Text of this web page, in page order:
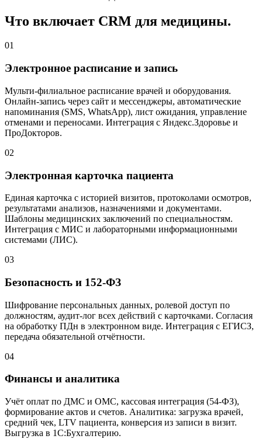
Что включает CRM для медицины.
01
Электронное расписание и запись
Мульти-филиальное расписание врачей и оборудования.
Онлайн-запись через сайт и мессенджеры, автоматические
напоминания (SMS, WhatsApp), лист ожидания, управление
отменами и переносами. Интеграция с Яндекс.Здоровье и
ПроДокторов.
02
Электронная карточка пациента
Единая карточка с историей визитов, протоколами осмотров,
результатами анализов, назначениями и документами.
Шаблоны медицинских заключений по специальностям.
Интеграция с МИС и лабораторными информационными
системами (ЛИС).
03
Безопасность и 152-ФЗ
Шифрование персональных данных, ролевой доступ по
должностям, аудит-лог всех действий с карточками. Согласия
на обработку ПДн в электронном виде. Интеграция с ЕГИСЗ,
передача обязательной отчётности.
04
Финансы и аналитика
Учёт оплат по ДМС и ОМС, кассовая интеграция (54-ФЗ),
формирование актов и счетов. Аналитика: загрузка врачей,
средний чек, LTV пациента, конверсия из записи в визит.
Выгрузка в 1С:Бухгалтерию.